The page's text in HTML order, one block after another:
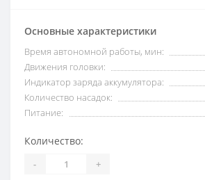
Основные характеристики
Время автономной работы, мин:
Движения головки:
Индикатор заряда аккумулятора:
Количество насадок:
Питание:
Количество:
- +